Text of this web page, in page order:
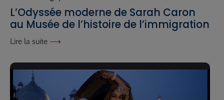
L’Odyssée moderne de Sarah Caron
au Musée de l’histoire de l’immigration
Lire la suite